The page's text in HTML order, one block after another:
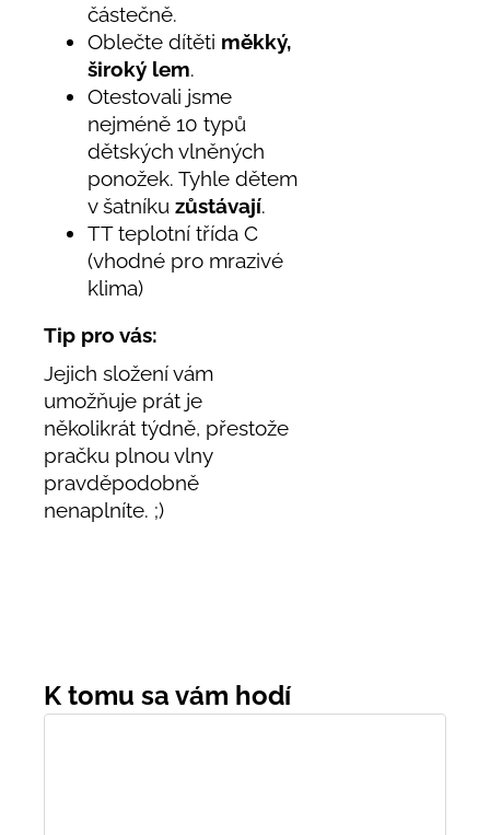
částečně.
Oblečte dítěti měkký,
široký lem.
Otestovali jsme
nejméně 10 typů
dětských vlněných
ponožek. Tyhle dětem
v šatníku zůstávají.
TT teplotní třída C
(vhodné pro mrazivé
klima)
Tip pro vás:
Jejich složení vám
umožňuje prát je
několikrát týdně, přestože
pračku plnou vlny
pravděpodobně
nenaplníte. ;)